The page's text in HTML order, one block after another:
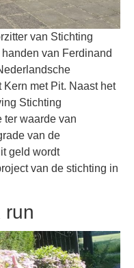
van Stichting
van Ferdinand
met Pit. Naast het
Stichting
ter waarde van
van de
geld wordt
van de stichting in
run